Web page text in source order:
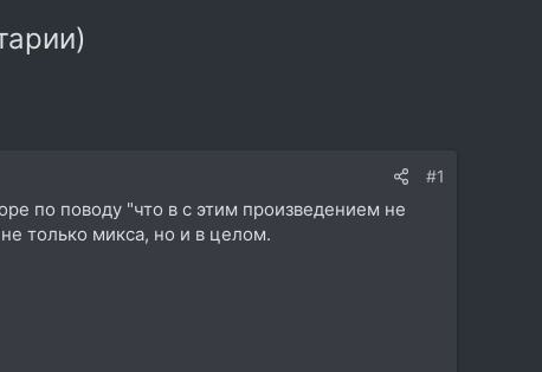
#1
по поводу "что в с этим произведением не
только микса, но и в целом.